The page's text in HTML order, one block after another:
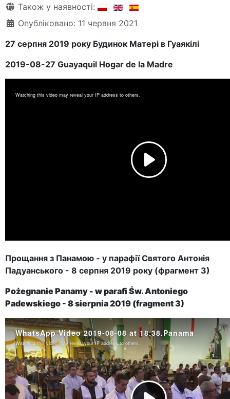
Деталі
Також у наявності:
Опубліковано: 11 червня 2021
27 серпня 2019 року Будинок Матері в Гуаякілі
2019-08-27 Guayaquil Hogar de la Madre
Прощання з Панамою - у парафії Святого Антонія
Падуанського - 8 серпня 2019 року (фрагмент 3)
Pożegnanie Panamy - w parafi Św. Antoniego
Padewskiego - 8 sierpnia 2019 (fragment 3)